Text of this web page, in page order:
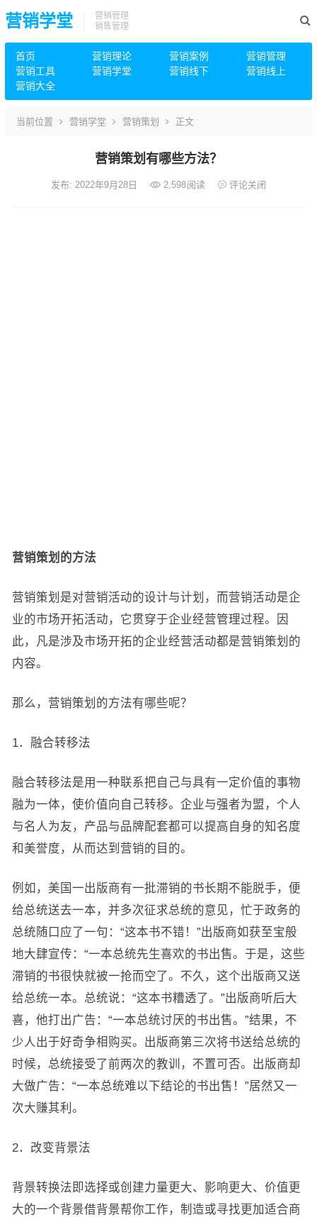
营销学堂
营销管理
销售管理
首页 营销理论 营销案例
营销管理
营销工具
营销学堂 营销线下
营销线上
营销大全
当前位置 营销学堂 营销策划 正文
营销策划有哪些方法？
发布: 2022年9月28日 2,598阅读 评论关闭
营销策划的方法
营销策划是对营销活动的设计与计划，而营销活动是企
业的市场开拓活动，它贯穿于企业经营管理过程。因
此，凡是涉及市场开拓的企业经营活动都是营销策划的
内容。
那么，营销策划的方法有哪些呢？
1．融合转移法
融合转移法是用一种联系把自己与具有一定价值的事物
融为一体，使价值向自己转移。企业与强者为盟，个人
与名人为友，产品与品牌配套都可以提高自身的知名度
和美誉度，从而达到营销的目的。
例如，美国一出版商有一批滞销的书长期不能脱手，便
给总统送去一本，并多次征求总统的意见，忙于政务的
总统随口应了一句：“这本书不错！”出版商如获至宝般
地大肆宣传：“一本总统先生喜欢的书出售。于是，这些
滞销的书很快就被一抢而空了。不久，这个出版商又送
给总统一本。总统说：“这本书糟透了。”出版商听后大
喜，他打出广告：“一本总统讨厌的书出售。”结果，不
少人出于好奇争相购买。出版商第三次将书送给总统的
时候，总统接受了前两次的教训，不置可否。出版商却
大做广告：“一本总统难以下结论的书出售！”居然又一
次大赚其利。
2．改变背景法
背景转换法即选择或创建力量更大、影响更大、价值更
大的一个背景借背景帮你工作，制造或寻找更加适合商